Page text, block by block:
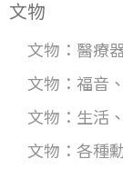
文物
文物：醫療
文物：福音
文物：生活
文物：各種